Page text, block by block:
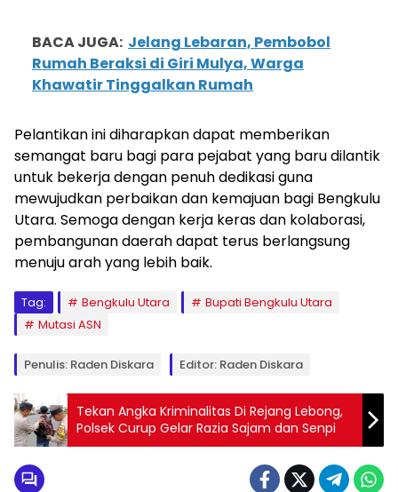
BACA JUGA: Jelang Lebaran, Pembobol
Rumah Beraksi di Giri Mulya, Warga
Khawatir Tinggalkan Rumah
Pelantikan ini diharapkan dapat memberikan
semangat baru bagi para pejabat yang baru dilantik
untuk bekerja dengan penuh dedikasi guna
mewujudkan perbaikan dan kemajuan bagi Bengkulu
Utara. Semoga dengan kerja keras dan kolaborasi,
pembangunan daerah dapat terus berlangsung
menuju arah yang lebih baik.
Tag: Bengkulu Utara
Bupati Bengkulu Utara
Mutasi ASN
Penulis: Raden Diskara Editor: Raden Diskara
Tekan Angka Kriminalitas Di Rejang Lebong,
Polsek Curup Gelar Razia Sajam dan Senpi